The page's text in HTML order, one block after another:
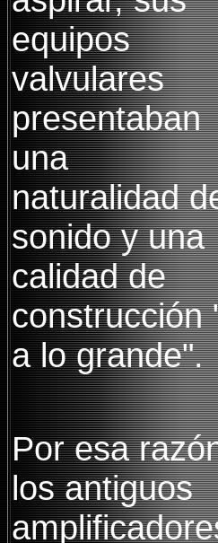
equipos
valvulares
presentaban
una
naturalidad
sonido y una
calidad de
construcción
a lo grande".
Por esa
los antiguos